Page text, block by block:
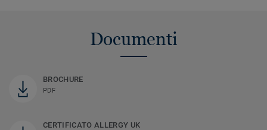
Documenti
BROCHURE
PDF
CERTIFICATO ALLERGY UK